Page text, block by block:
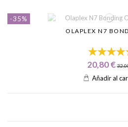
-35%
OLAPLEX N7
20,80 €
Añadir al